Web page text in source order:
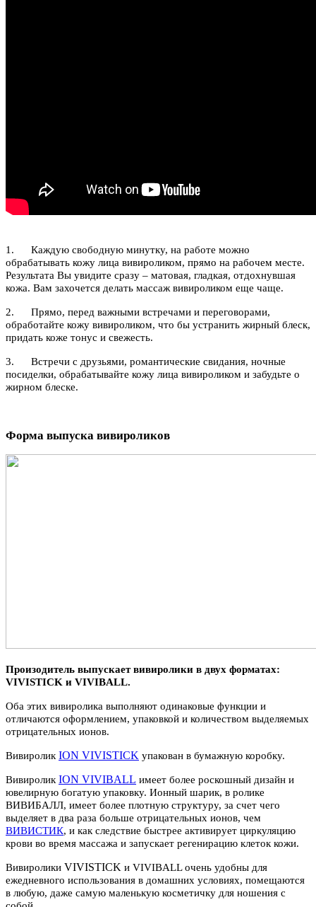
1. Каждую свободную минутку, на работе можно
обрабатывать кожу лица вивироликом, прямо на рабочем месте.
Результата Вы увидите сразу – матовая, гладкая, отдохнувшая
кожа. Вам захочется делать массаж вивироликом еще чаще.
2. Прямо, перед важными встречами и переговорами,
обработайте кожу вивироликом, что бы устранить жирный блеск,
придать коже тонус и свежесть.
3. Встречи с друзьями, романтические свидания, ночные
посиделки, обрабатывайте кожу лица вивироликом и забудьте о
жирном блеске.
Форма выпуска вивироликов
Произодитель выпускает вивиролики в двух форматах:
VIVISTICK и VIVIBALL.
Оба этих вивиролика выполняют одинаковые функции и
отличаются оформлением, упаковкой и количеством выделяемых
отрицательных ионов.
ВивироликION VIVISTICK упакован в бумажную коробку.
ВивироликION VIVIBALL имеет более роскошный дизайн и
ювелирную богатую упаковку. Ионный шарик, в ролике
ВИВИБАЛЛ, имеет более плотную структуру, за счет чего
выделяет в два раза больше отрицательных ионов, чем
ВИВИСТИК, и как следствие быстрее активирует циркуляцию
крови во время массажа и запускает регенирацию клеток кожи.
Вивиролики VIVISTICK и VIVIBАLL очень удобны для
ежедневного использования в домашних условиях, помещаются
в любую, даже самую маленькую косметичку для ношения с